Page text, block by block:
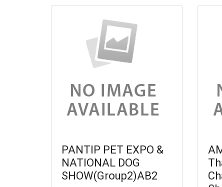
PANTIP PET EXPO &
NATIONAL DOG
SHOW(Group2)AB2